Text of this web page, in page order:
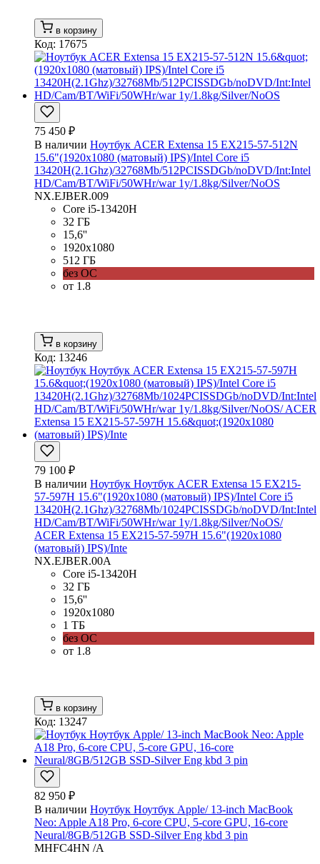
в корзину
Код: 17675
75 450 ₽
В наличии Ноутбук ACER Extensa 15 EX215-57-512N
15.6"(1920x1080 (матовый) IPS)/Intel Core i5
13420H(2.1Ghz)/32768Mb/512PCISSDGb/noDVD/Int:Intel
HD/Cam/BT/WiFi/50WHr/war 1y/1.8kg/Silver/NoOS
NX.EJBER.009
Core i5-13420H
32 ГБ
15,6''
1920x1080
512 ГБ
без ОС
от 1.8
в корзину
Код: 13246
79 100 ₽
В наличии Ноутбук Ноутбук ACER Extensa 15 EX215-
57-597H 15.6"(1920x1080 (матовый) IPS)/Intel Core i5
13420H(2.1Ghz)/32768Mb/1024PCISSDGb/noDVD/Int:Intel
HD/Cam/BT/WiFi/50WHr/war 1y/1.8kg/Silver/NoOS/
ACER Extensa 15 EX215-57-597H 15.6"(1920x1080
(матовый) IPS)/Inte
NX.EJBER.00A
Core i5-13420H
32 ГБ
15,6''
1920x1080
1 ТБ
без ОС
от 1.8
в корзину
Код: 13247
82 950 ₽
В наличии Ноутбук Ноутбук Apple/ 13-inch MacBook
Neo: Apple A18 Pro, 6-core CPU, 5-core GPU, 16-core
Neural/8GB/512GB SSD-Silver Eng kbd 3 pin
MHFC4HN /A